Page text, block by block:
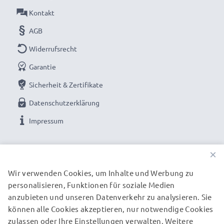
Ladegeschwindigkeit
Stromkabel mit Knickschutz-Stecker
➢ Zum Laden muss Ihre Canon Kamera USB ladbar
sein
➢ Zusätzlich wird ein USB Ladegerät / USB
Stromadapter benötigt (nicht enthalten)
SX710 HS, XC10 Fotokamera / Videokamera:
Marke:CELLONIC Camera USB Cables
Typ:Ladekabel und Datenkabel (Data & Charging
Cable)
Kameraseitiger Anschlussstecker: Mini USB
Kontakt
AGB
Widerrufsrecht
Garantie
Sicherheit & Zertifikate
Datenschutzerklärung
Impressum
UNSERE VERSANDPARTNER
×
Wir verwenden Cookies, um Inhalte und Werbung zu
personalisieren, Funktionen für soziale Medien
anzubieten und unseren Datenverkehr zu analysieren. Sie
können alle Cookies akzeptieren, nur notwendige Cookies
zulassen oder Ihre Einstellungen verwalten. Weitere